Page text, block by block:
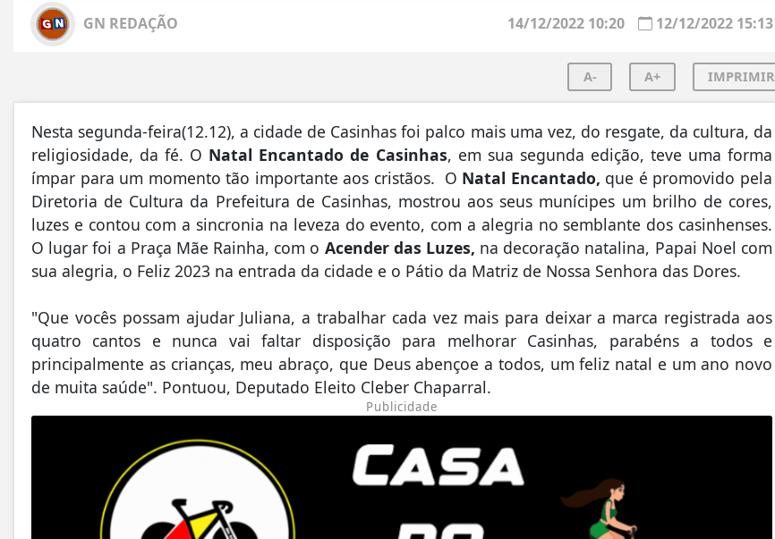
GN REDAÇÃO 12/12/2022 15:13
14/12/2022 10:20
A- A+ IMPRIMIR
Nesta segunda-feira(12.12), a cidade de Casinhas foi palco mais uma vez, do resgate, da cultura, da
religiosidade, da fé. O Natal Encantado de Casinhas, em sua segunda edição, teve uma forma
ímpar para um momento tão importante aos cristãos. O Natal Encantado, que é promovido pela
Diretoria de Cultura da Prefeitura de Casinhas, mostrou aos seus munícipes um brilho de cores,
luzes e contou com a sincronia na leveza do evento, com a alegria no semblante dos casinhenses.
O lugar foi a Praça Mãe Rainha, com o Acender das Luzes, na decoração natalina, Papai Noel com
sua alegria, o Feliz 2023 na entrada da cidade e o Pátio da Matriz de Nossa Senhora das Dores.
"Que vocês possam ajudar Juliana, a trabalhar cada vez mais para deixar a marca registrada aos
quatro cantos e nunca vai faltar disposição para melhorar Casinhas, parabéns a todos e
principalmente as crianças, meu abraço, que Deus abençoe a todos, um feliz natal e um ano novo
de muita saúde". Pontuou, Deputado Eleito Cleber Chaparral.
Publicidade